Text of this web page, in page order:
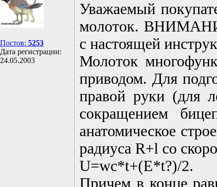
Постов: 5253
Дата регистрации:
24.05.2003
Уважаемый
молоток.
с настоящей
Молоток
приводом. Для
правой руки (для
сокращением
анатомическое
радиуса R+l со
U=wc*t+(E*t?)/2.
Причем в конце